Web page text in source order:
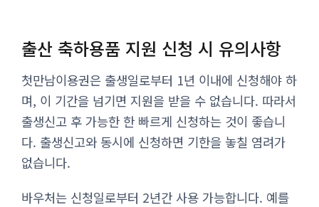
출산 축하용품 지원 신청 시 유의사항
첫만남이용권은 출생일로부터 1년 이내에 신청해야 하
며, 이 기간을 넘기면 지원을 받을 수 없습니다. 따라서
출생신고 후 가능한 한 빠르게 신청하는 것이 좋습니
다. 출생신고와 동시에 신청하면 기한을 놓칠 염려가
없습니다.
바우처는 신청일로부터 2년간 사용 가능합니다. 예를